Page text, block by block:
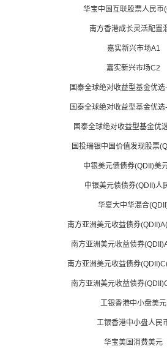
华宝中国互联股票人民币
南方香港成长灵活配置
嘉实新兴市场A1
嘉实新兴市场C2
国泰全球绝对收益型基金优
国泰全球绝对收益型基金优
国泰全球绝对收益型基金优
国投瑞银中国价值发现股票
中银美元债债券(QDII)美
中银美元债债券(QDII)人
华夏大中华混合
南方亚洲美元收益债券
南方亚洲美元收益债券
南方亚洲美元收益债券
南方亚洲美元收益债券
工银香港中小盘美元
工银香港中小盘人民
华宝美国消费美元